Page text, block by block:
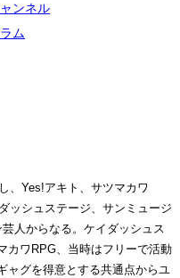
ンネル
ム
、Yes!アキト、サツマカワ
ッシュステージ、サンミュージ
人からなる。ケイダッシュス
カワRPG、当時はフリーで活動
ャグを得意とする共通点からユ